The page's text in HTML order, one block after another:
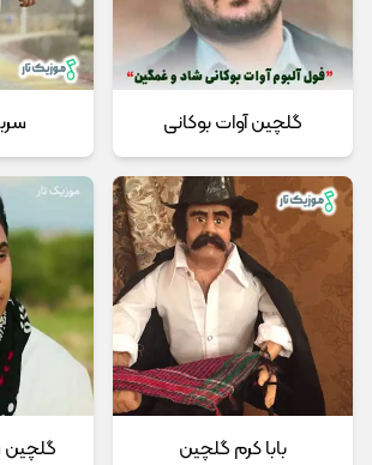
گلچین آوات بوکانی
بابا کرم گلچین گلچین